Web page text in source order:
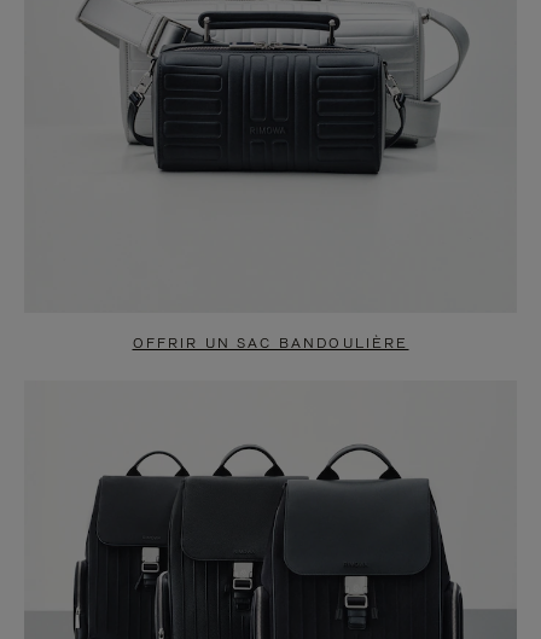
OFFRIR UN SAC BANDOULIÈRE